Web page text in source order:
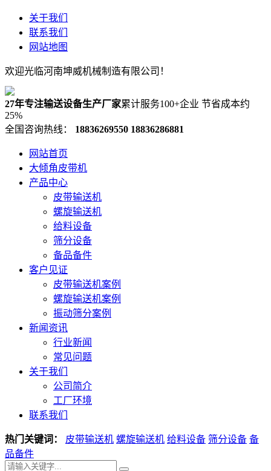
关于我们
联系我们
网站地图
欢迎光临河南坤威机械制造有限公司！
27年专注输送设备生产厂家累计服务100+企业 节省成本约
25%
全国咨询热线：
18836269550 18836286881
网站首页
大倾角皮带机
产品中心
皮带输送机
螺旋输送机
给料设备
筛分设备
备品备件
客户见证
皮带输送机案例
螺旋输送机案例
振动筛分案例
新闻资讯
行业新闻
常见问题
关于我们
公司简介
工厂环境
联系我们
热门关键词： 皮带输送机 螺旋输送机 给料设备 筛分设备 备
品备件